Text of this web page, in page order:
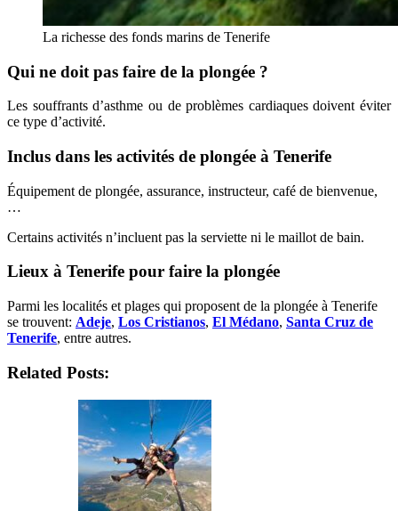
La richesse des fonds marins de Tenerife
Qui ne doit pas faire de la plongée ?
Les souffrants d’asthme ou de problèmes cardiaques doivent éviter
ce type d’activité.
Inclus dans les activités de plongée à Tenerife
Équipement de plongée, assurance, instructeur, café de bienvenue,
…
Certains activités n’incluent pas la serviette ni le maillot de bain.
Lieux à Tenerife pour faire la plongée
Parmi les localités et plages qui proposent de la plongée à Tenerife
se trouvent: Adeje, Los Cristianos, El Médano, Santa Cruz de
Tenerife, entre autres.
Related Posts: